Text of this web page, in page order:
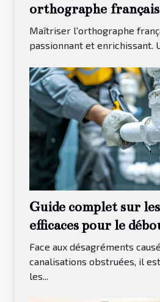
orthographe
efficacement
Maîtriser l'orthographe
passionnant et enrichissant.
Guide complet sur
efficaces pour le
canalisations
Face aux désagréments
canalisations obstruées, il
les...